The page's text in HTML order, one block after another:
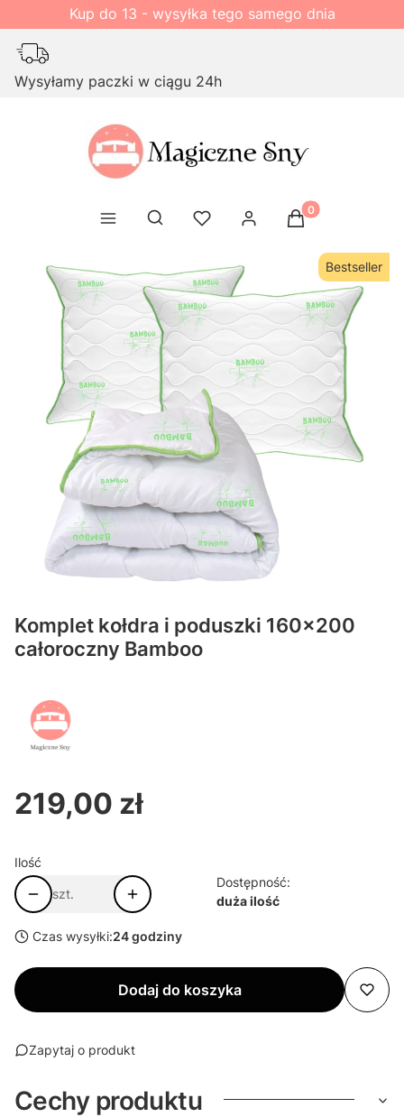
Kup do 13 - wysyłka tego samego dnia
Wysyłamy paczki w ciągu 24h
Otwórz wyszukiwarkę Produkty w
Bestseller
Komplet kołdra i poduszki 160x200
całoroczny Bamboo
Cena
219,00 zł
Ilość
szt.
Dostępność:
duża ilość
Czas wysyłki:24 godziny
Dodaj do koszyka
Zapytaj o produkt
Cechy produktu